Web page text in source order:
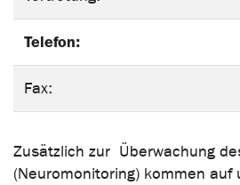
Telefon:
Fax:
Zusätzlich zur Überwachung
(Neuromonitoring) kommen auf